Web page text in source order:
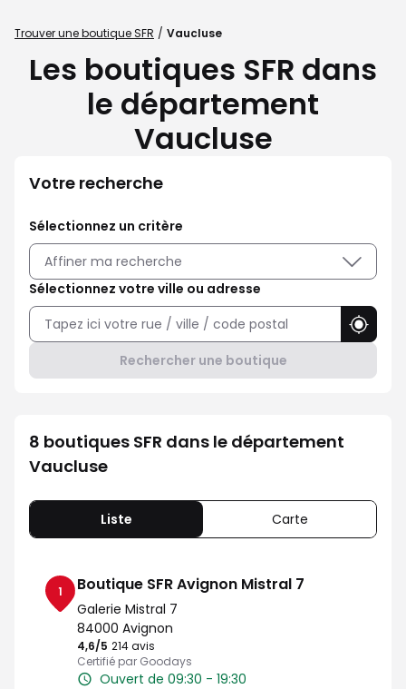
Trouver une boutique SFR Vaucluse
Les boutiques SFR dans
le département
Vaucluse
Votre recherche
Sélectionnez un critère
Affiner ma recherche
Sélectionnez votre ville ou adresse
Rechercher une boutique
8 boutiques SFR dans le département
Vaucluse
Liste Carte
1 Boutique SFR Avignon Mistral 7
Galerie Mistral 7
84000 Avignon
4,6/5 Note de 4.6 sur 5
214 avis
Certifié par Goodays
Ouvert de 09:30 - 19:30